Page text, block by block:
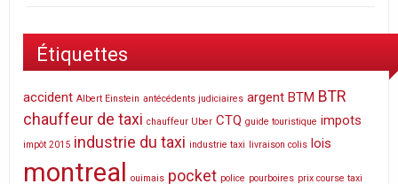
Étiquettes
accident Albert Einstein antécédents judiciaires argent BTM BTR
chauffeur de taxi chauffeur Uber CTQ guide touristique impots
impôt 2015 industrie du taxi industrie taxi livraison colis lois
montreal ouimais pocket police pourboires prix course taxi